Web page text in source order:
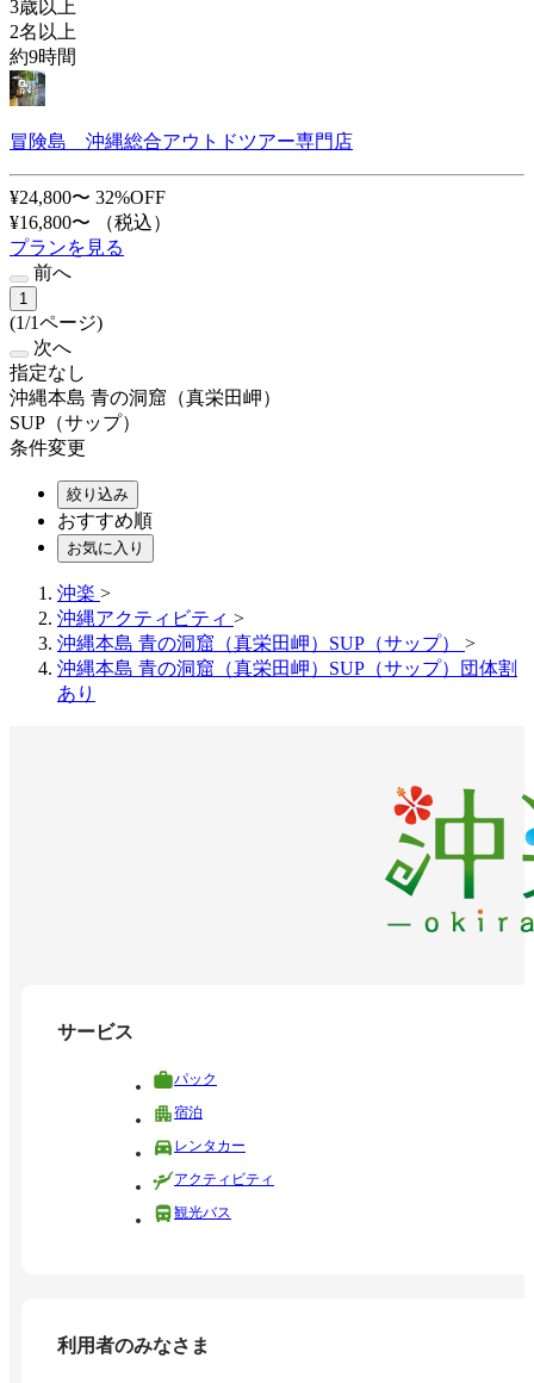
3歳以上
2名以上
約9時間
冒険島 沖縄総合アウトドツアー専門店
¥24,800〜 32%OFF
¥16,800〜
（税込）
プランを見る
前へ
1
(1/1ページ)
次へ
指定なし
沖縄本島 青の洞窟（真栄田岬）
SUP（サップ）
条件変更
絞り込み
おすすめ順
お気に入り
沖楽 >
沖縄アクティビティ >
沖縄本島 青の洞窟（真栄田岬）SUP（サップ） >
沖縄本島 青の洞窟（真栄田岬）SUP（サップ）団体割
あり
サービス
パック
宿泊
レンタカー
アクティビティ
観光バス
利用者のみなさま